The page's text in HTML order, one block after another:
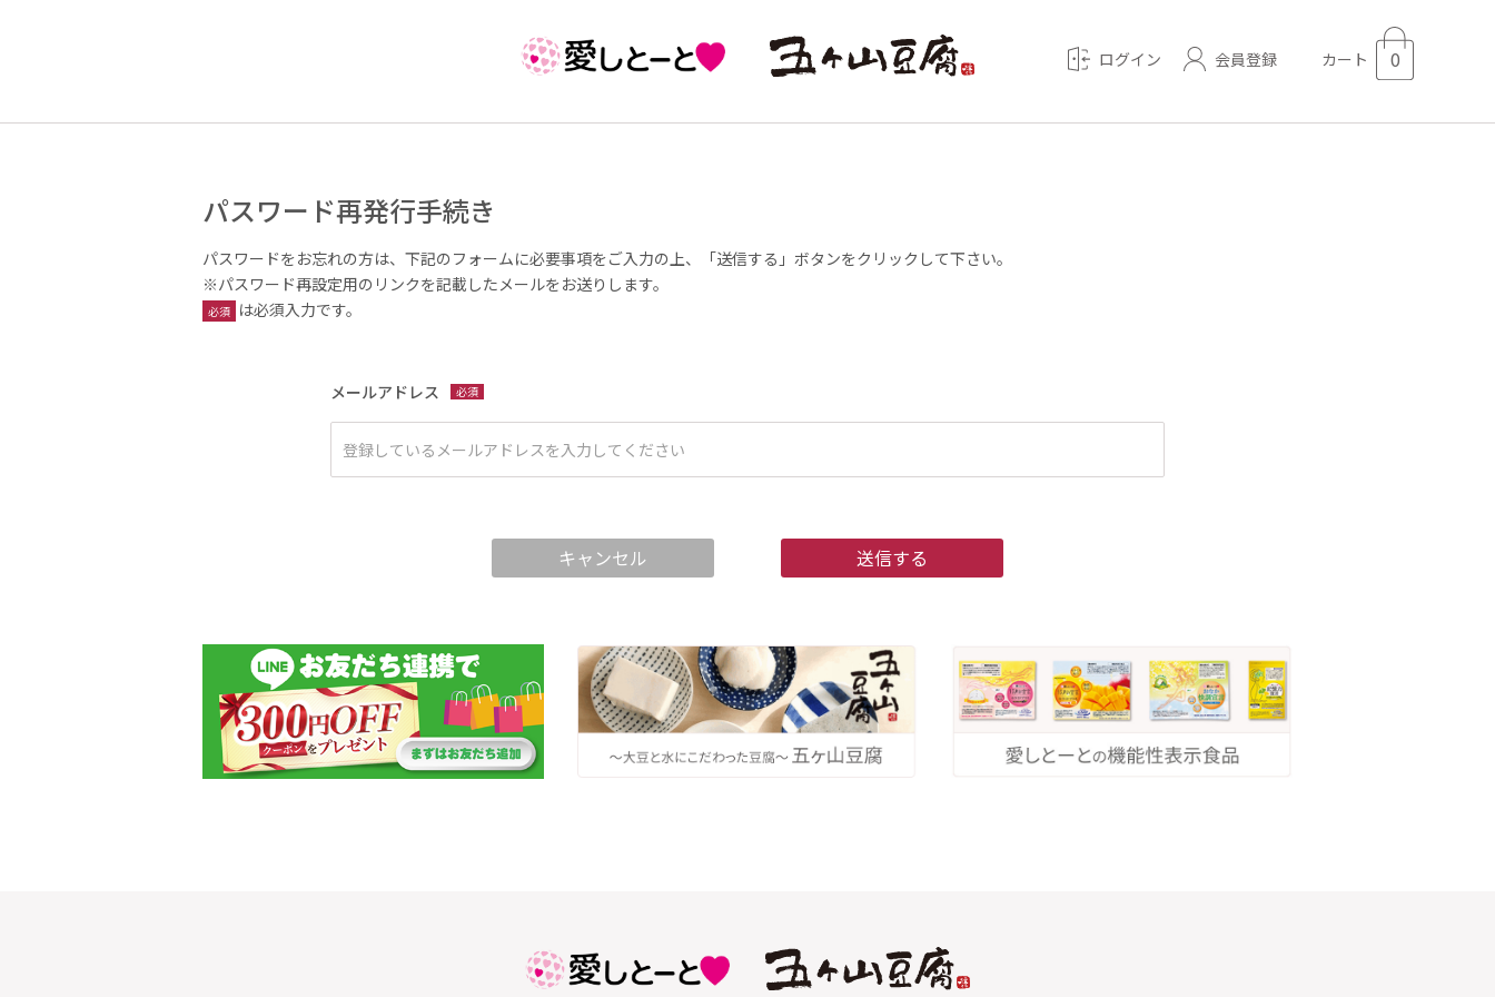
ログイン 会員登録 カート 0
パスワード再発行手続き
パスワードをお忘れの方は、下記のフォームに必要事項をご入力の上、「送信する」ボタンをクリックして下さい。
※パスワード再設定用のリンクを記載したメールをお送りします。
必須 は必須入力です。
メールアドレス 必須
キャンセル 送信する